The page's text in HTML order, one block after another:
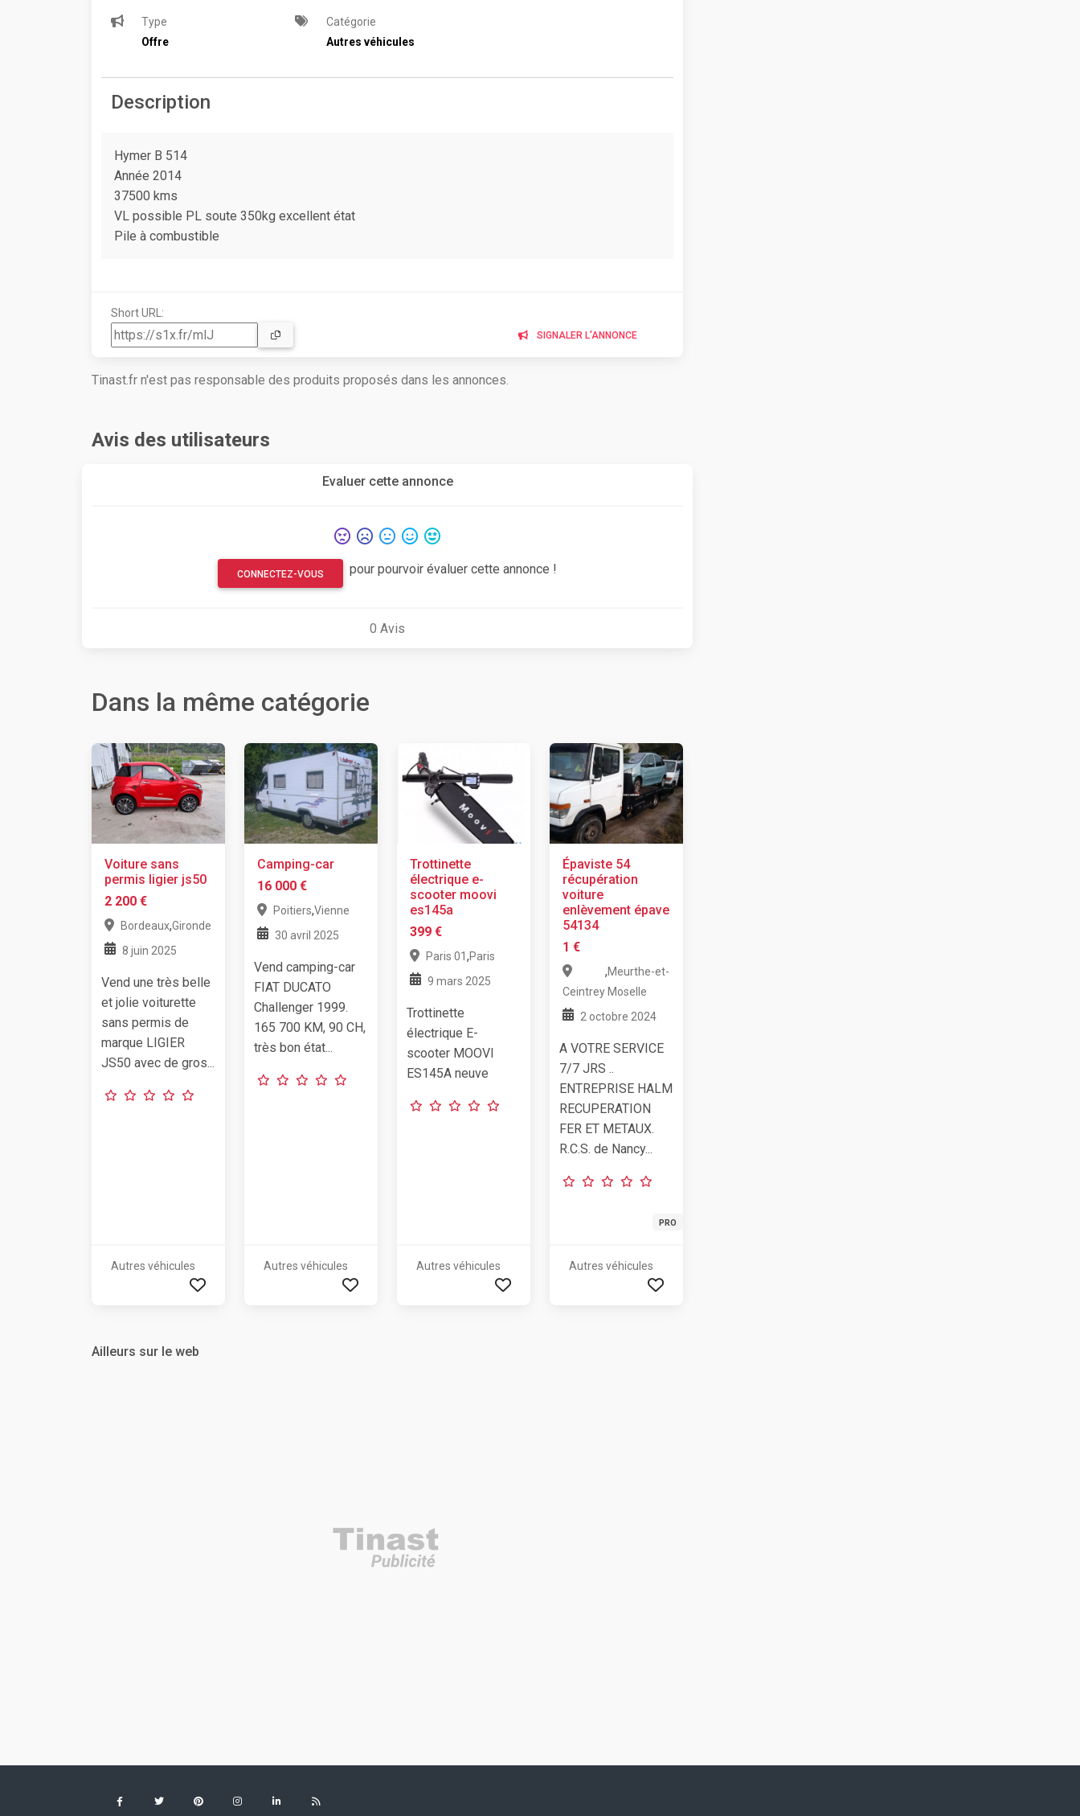
Type
Offre
Catégorie
Autres véhicules
Description
Hymer B 514
Année 2014
37500 kms
VL possible PL soute 350kg excellent état
Pile à combustible
Short URL:
SIGNALER L'ANNONCE
Tinast.fr n'est pas responsable des produits proposés dans les annonces.
Avis des utilisateurs
Evaluer cette annonce
CONNECTEZ-VOUS pour pourvoir évaluer cette annonce !
0 Avis
Dans la même catégorie
Voiture sans
permis ligier js50
2 200 €
Bordeaux,Gironde
8 juin 2025
Vend une très belle
et jolie voiturette
sans permis de
marque LIGIER
JS50 avec de gros...
Autres véhicules
Camping-car
16 000 €
Poitiers,Vienne
30 avril 2025
Vend camping-car
FIAT DUCATO
Challenger 1999.
165 700 KM, 90 CH,
très bon état...
Autres véhicules
Trottinette
électrique e-
scooter moovi
es145a
399 €
Paris 01,Paris
9 mars 2025
Trottinette
électrique E-
scooter MOOVI
ES145A neuve
Autres véhicules
Épaviste 54
récupération
voiture
enlèvement épave
54134
1 €
Ceintrey
,Meurthe-et-
Moselle
2 octobre 2024
A VOTRE SERVICE
7/7 JRS ..
ENTREPRISE HALM
RECUPERATION
FER ET METAUX.
R.C.S. de Nancy...
PRO
Autres véhicules
Ailleurs sur le web